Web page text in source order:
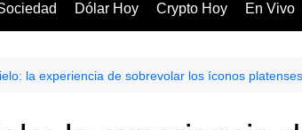
Dólar Hoy Crypto Hoy En Vivo
la experiencia de sobrevolar los íconos